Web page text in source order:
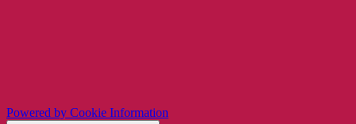
Powered by Cookie Information